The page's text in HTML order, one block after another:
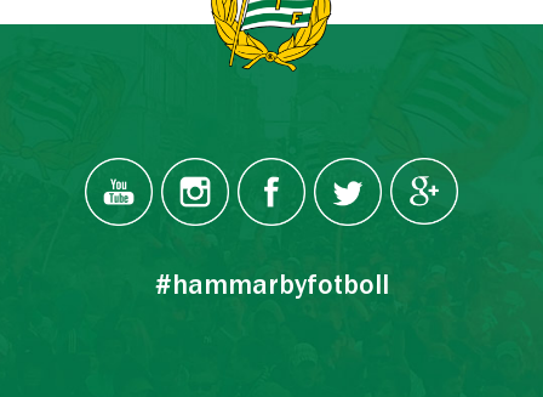
#hammarbyfotboll